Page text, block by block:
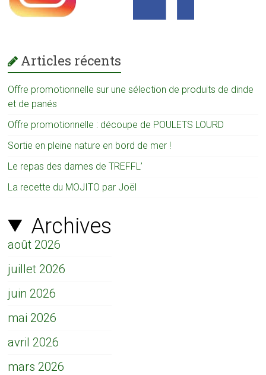
Articles récents
Offre promotionnelle sur une sélection de produits de dinde
et de panés
Offre promotionnelle : découpe de POULETS LOURD
Sortie en pleine nature en bord de mer !
Le repas des dames de TREFFL’
La recette du MOJITO par Joël
Archives
août 2026
juillet 2026
juin 2026
mai 2026
avril 2026
mars 2026